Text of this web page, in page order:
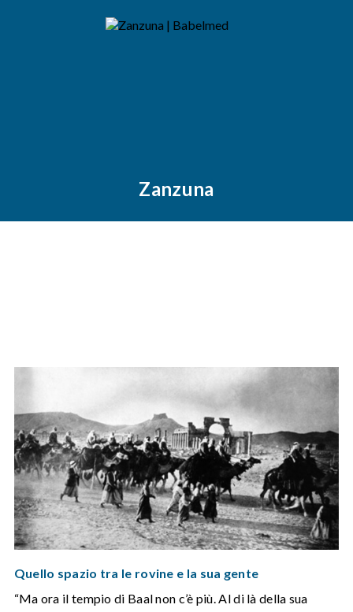
Zanzuna
Quello spazio tra le rovine e la sua gente
“Ma ora il tempio di Baal non c’è più. Al di là della sua